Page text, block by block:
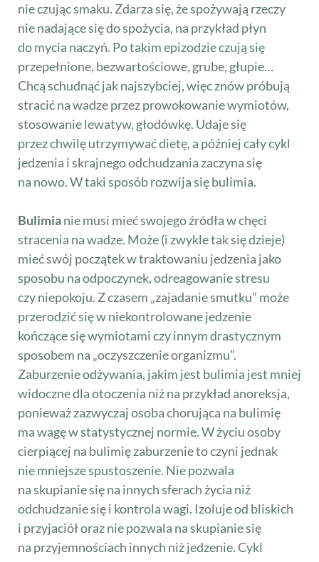
nie czując smaku. Zdarza się, że spożywają rzeczy
nie nadające się do spożycia, na przykład płyn
do mycia naczyń. Po takim epizodzie czują się
przepełnione, bezwartościowe, grube, głupie…
Chcą schudnąć jak najszybciej, więc znów próbują
stracić na wadze przez prowokowanie wymiotów,
stosowanie lewatyw, głodówkę. Udaje się
przez chwilę utrzymywać dietę, a później cały cykl
jedzenia i skrajnego odchudzania zaczyna się
na nowo. W taki sposób rozwija się bulimia.
Bulimianie musi mieć swojego źródła w chęci
stracenia na wadze. Może (i zwykle tak się dzieje)
mieć swój początek w traktowaniu jedzenia jako
sposobu na odpoczynek, odreagowanie stresu
czy niepokoju. Z czasem „zajadanie smutku” może
przerodzić się w niekontrolowane jedzenie
kończące się wymiotami czy innym drastycznym
sposobem na „oczyszczenie organizmu”.
Zaburzenie odżywania, jakim jest bulimia jest mniej
widoczne dla otoczenia niż na przykład anoreksja,
ponieważ zazwyczaj osoba chorująca na bulimię
ma wagę w statystycznej normie. W życiu osoby
cierpiącej na bulimię zaburzenie to czyni jednak
nie mniejsze spustoszenie. Nie pozwala
na skupianie się na innych sferach życia niż
odchudzanie się i kontrola wagi. Izoluje od bliskich
i przyjaciół oraz nie pozwala na skupianie się
na przyjemnościach innych niż jedzenie. Cykl